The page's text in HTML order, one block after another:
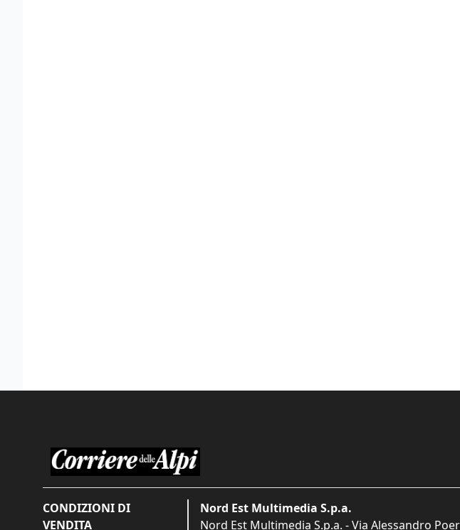
CONDIZIONI DI
VENDITA
Nord Est Multimedia S.p.a.
Nord Est Multimedia S.p.a. - Via Alessandro